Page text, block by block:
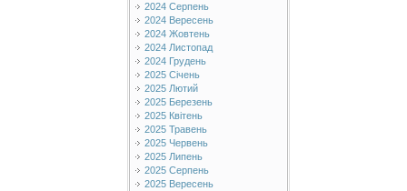
2024 Серпень
2024 Вересень
2024 Жовтень
2024 Листопад
2024 Грудень
2025 Січень
2025 Лютий
2025 Березень
2025 Квітень
2025 Травень
2025 Червень
2025 Липень
2025 Серпень
2025 Вересень